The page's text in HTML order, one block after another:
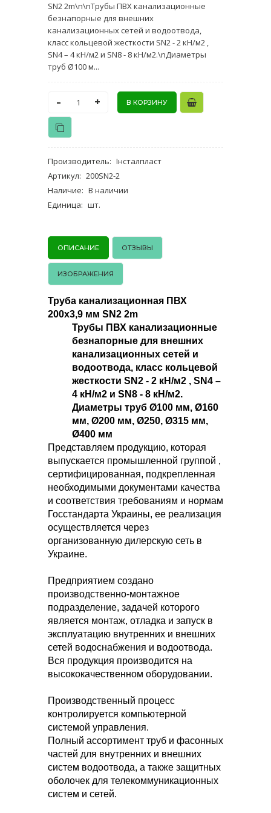
SN2 2m\n\nТрубы ПВХ канализационные
безнапорные для внешних
канализационных сетей и водоотвода,
класс кольцевой жесткости SN2 - 2 кН/м2 ,
SN4 – 4 кН/м2 и SN8 - 8 кН/м2.\nДиаметры
труб Ø100 м...
- +
Производитель: Інсталпласт
Артикул: 200SN2-2
Наличие: В наличии
Единица: шт.
ОПИСАНИЕ ОТЗЫВЫ
ИЗОБРАЖЕНИЯ
Труба канализационная ПВХ
200х3,9 мм SN2 2m
Трубы ПВХ канализационные
безнапорные для внешних
канализационных сетей и
водоотвода, класс кольцевой
жесткости SN2 - 2 кН/м2 , SN4 –
4 кН/м2 и SN8 - 8 кН/м2.
Диаметры труб Ø100 мм, Ø160
мм, Ø200 мм, Ø250, Ø315 мм,
Ø400 мм
Представляем продукцию, которая
выпускается промышленной группой ,
сертифицированная, подкрепленная
необходимыми документами качества
и соответствия требованиям и нормам
Госстандарта Украины, ее реализация
осуществляется через
организованную дилерскую сеть в
Украине.
Предприятием создано
производственно-монтажное
подразделение, задачей которого
является монтаж, отладка и запуск в
эксплуатацию внутренних и внешних
сетей водоснабжения и водоотвода.
Вся продукция производится на
высококачественном оборудовании.
Производственный процесс
контролируется компьютерной
системой управления.
Полный ассортимент труб и фасонных
частей для внутренних и внешних
систем водоотвода, а также защитных
оболочек для телекоммуникационных
систем и сетей.